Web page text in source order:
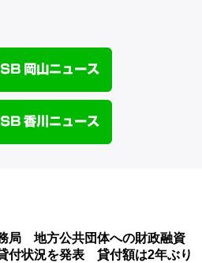
局 地方公共団体への財政融資
付状況を発表 貸付額は2年ぶり